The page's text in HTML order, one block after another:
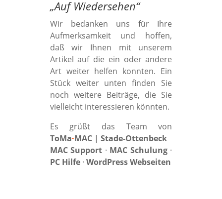
„Auf Wiedersehen“
Wir bedanken uns für Ihre
Aufmerksamkeit und hoffen,
daß wir Ihnen mit unserem
Artikel auf die ein oder andere
Art weiter helfen konnten. Ein
Stück weiter unten finden Sie
noch weitere Beiträge, die Sie
vielleicht interessieren könnten.
Es grüßt das Team von
ToMa·MAC| Stade-Ottenbeck
MAC Support · MAC Schulung·
PC Hilfe· WordPress Webseiten